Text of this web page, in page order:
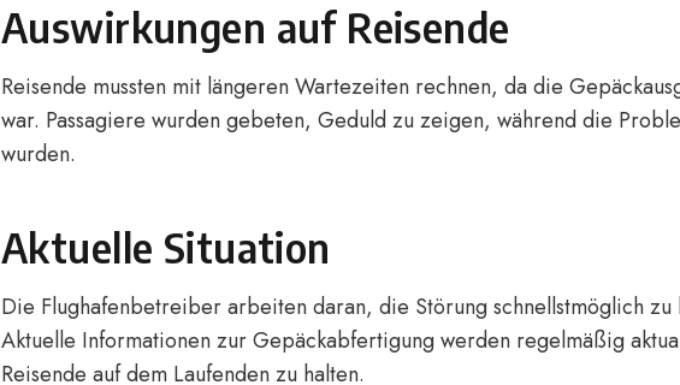
Auswirkungen auf Reisende
Reisende mussten mit längeren Wartezeiten rechnen, da die
war. Passagiere wurden gebeten, Geduld zu zeigen, während die
wurden.
Aktuelle Situation
Die Flughafenbetreiber arbeiten daran, die Störung schnellstmöglich zu
Aktuelle Informationen zur Gepäckabfertigung werden regelmäßig
Reisende auf dem Laufenden zu halten.